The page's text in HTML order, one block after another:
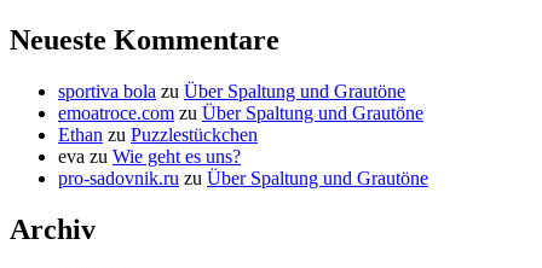
Neueste Kommentare
sportiva bola zu Über Spaltung und Grautöne
emoatroce.com zu Über Spaltung und Grautöne
Ethan zu Puzzlestückchen
eva zu Wie geht es uns?
pro-sadovnik.ru zu Über Spaltung und Grautöne
Archiv